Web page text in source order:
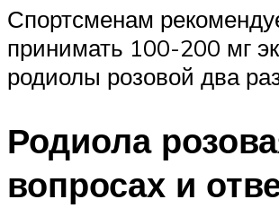
Спортсменам
принимать 100-200 мг
родиолы розовой два
Родиола
вопросах и